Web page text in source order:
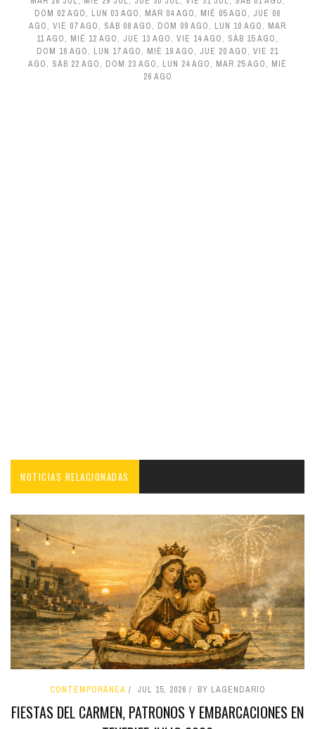
DOM 02 AGO, LUN 03 AGO, MAR 04 AGO, MIÉ 05 AGO, JUE 06
AGO, VIE 07 AGO, SÁB 08 AGO, DOM 09 AGO, LUN 10 AGO, MAR
11 AGO, MIÉ 12 AGO, JUE 13 AGO, VIE 14 AGO, SÁB 15 AGO,
DOM 16 AGO, LUN 17 AGO, MIÉ 19 AGO, JUE 20 AGO, VIE 21
AGO, SÁB 22 AGO, DOM 23 AGO, LUN 24 AGO, MAR 25 AGO, MIÉ
26 AGO
NOTICIAS RELACIONADAS
CONTEMPORÁNEA JUL 15, 2026 BY LAGENDARIO
FIESTAS DEL CARMEN, PATRONOS Y EMBARCACIONES EN